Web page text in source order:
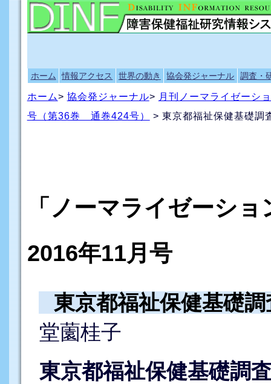
ホーム 情報アクセス 世界の動き 協会発ジャーナル 調査・
ホーム> 協会発ジャーナル> 月刊ノーマライゼーシ
号（第36巻 通巻424号）
> 東京都福祉保健基礎調
「ノーマライゼー
2016年11月号
東京都福祉保健基礎
堂薗桂子
東京都福祉保健基礎調